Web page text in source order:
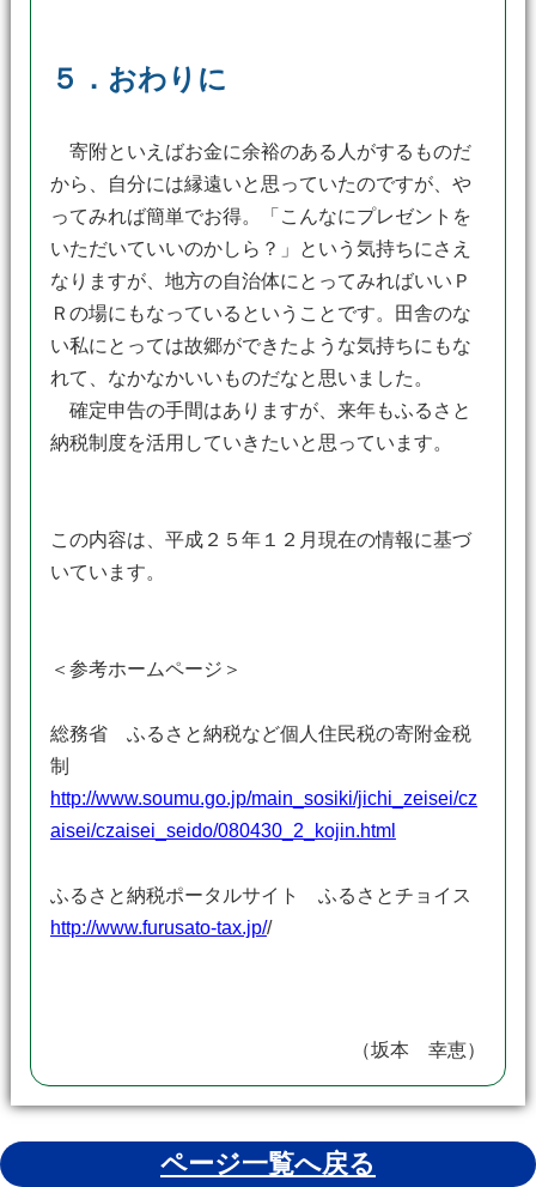
５．おわりに
寄附といえばお金に余裕のある人がするものだ
から、自分には縁遠いと思っていたのですが、や
ってみれば簡単でお得。「こんなにプレゼントを
いただいていいのかしら？」という気持ちにさえ
なりますが、地方の自治体にとってみればいいＰ
Ｒの場にもなっているということです。田舎のな
い私にとっては故郷ができたような気持ちにもな
れて、なかなかいいものだなと思いました。
確定申告の手間はありますが、来年もふるさと
納税制度を活用していきたいと思っています。
この内容は、平成２５年１２月現在の情報に基づ
いています。
＜参考ホームページ＞
総務省 ふるさと納税など個人住民税の寄附金税
制
http://www.soumu.go.jp/main_sosiki/jichi_zeisei/cz
aisei/czaisei_seido/080430_2_kojin.html
ふるさと納税ポータルサイト ふるさとチョイス
http://www.furusato-tax.jp//
（坂本 幸恵）
ページ一覧へ戻る